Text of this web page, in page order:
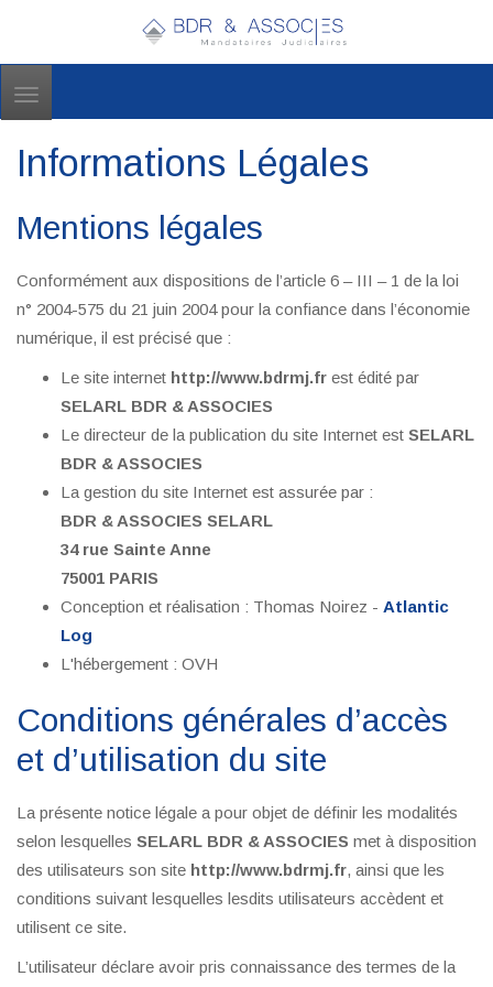
Toggle
Informations Légales
Mentions légales
Conformément aux dispositions de l’article 6 – III – 1 de la loi
n° 2004-575 du 21 juin 2004 pour la confiance dans l’économie
numérique, il est précisé que :
Le site internet http://www.bdrmj.fr est édité par
SELARL BDR & ASSOCIES
Le directeur de la publication du site Internet est SELARL
BDR & ASSOCIES
La gestion du site Internet est assurée par :
BDR & ASSOCIES SELARL
34 rue Sainte Anne
75001 PARIS
Conception et réalisation : Thomas Noirez - Atlantic
Log
L'hébergement : OVH
Conditions générales d’accès
et d’utilisation du site
La présente notice légale a pour objet de définir les modalités
selon lesquelles SELARL BDR & ASSOCIES met à disposition
des utilisateurs son site http://www.bdrmj.fr, ainsi que les
conditions suivant lesquelles lesdits utilisateurs accèdent et
utilisent ce site.
L’utilisateur déclare avoir pris connaissance des termes de la